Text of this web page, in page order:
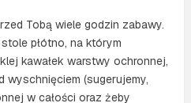
Tobą wiele godzin zabawy.
płótno, na którym
kawałek warstwy ochronnej,
(sugerujemy,
w całości oraz żeby